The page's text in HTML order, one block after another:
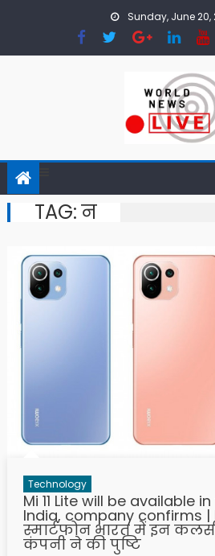
Sunday, June 20,
TAG:न
Technology
Mi 11 Lite will be available
India, company confirms |
स्मार्टफोन भारत में इन
कंपनी ने की पुष्टि